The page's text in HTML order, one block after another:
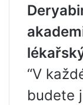
“V
budete